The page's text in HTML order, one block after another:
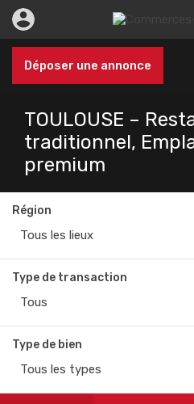
Déposer une annonce
TOULOUSE –
traditionnel,
premium
Région
Tous les lieux
Type de transaction
Tous
Type de bien
Tous les types